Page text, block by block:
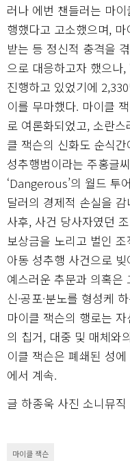
러나 에번 챈들러는 마
행했다고 고소했으며,
받는 등 정신적 충격을
으로 대응하고자 했으나
진행하고 있었기에
이를 무마했다. 마이클
로 여론화되었고, 소란
클 잭슨의 신화도 순식
성추행범이라는 주홍글
‘Dangerous’의 월드 투
달러의 경제적 손실을
사후, 사건 당사자였던
보상금을 노리고 벌인
아동 성추행 사건으로
예스러운 추문과 의혹은
신·공포·분노를 형성케
마이클 잭슨의 행로는
의 칩거, 대중 및 매체와
이클 잭슨은 폐쇄된 성
에서 계속.
글 하종욱 사진 소니뮤직
마이클 잭슨